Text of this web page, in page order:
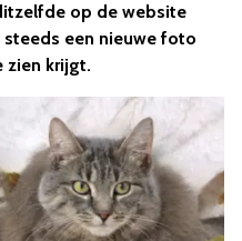
op de website
steeds een nieuwe foto
zien krijgt.